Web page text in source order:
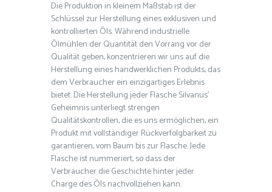
Die Produktion in kleinem Maßstab ist der
Schlüssel zur Herstellung eines exklusiven und
kontrollierten Öls. Während industrielle
Ölmühlen der Quantität den Vorrang vor der
Qualität geben, konzentrieren wir uns auf die
Herstellung eines handwerklichen Produkts, das
dem Verbraucher ein einzigartiges Erlebnis
bietet. Die Herstellung jeder Flasche Silvanus'
Geheimnis unterliegt strengen
Qualitätskontrollen, die es uns ermöglichen, ein
Produkt mit vollständiger Rückverfolgbarkeit zu
garantieren, vom Baum bis zur Flasche. Jede
Flasche ist nummeriert, so dass der
Verbraucher die Geschichte hinter jeder
Charge des Öls nachvollziehen kann.